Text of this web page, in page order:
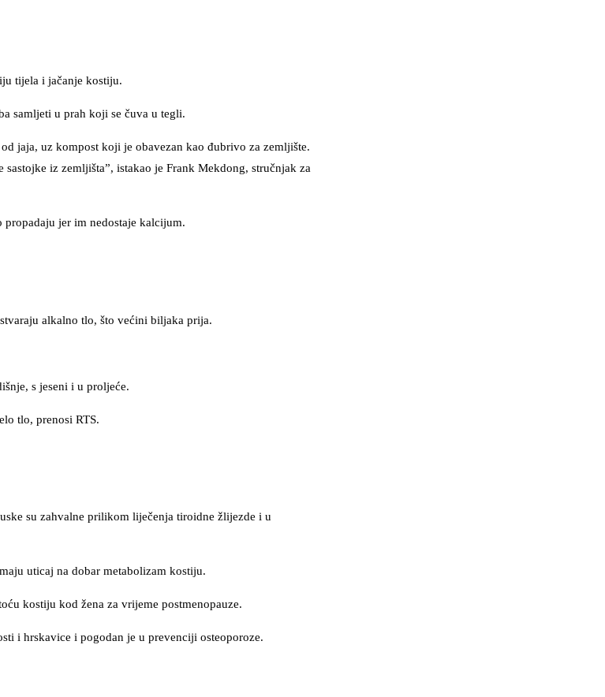
tijela i jačanje kostiju.
samljeti u prah koji se čuva u tegli.
jaja, uz kompost koji je obavezan kao đubrivo za zemljište.
iz zemljišta”, istakao je Frank Mekdong, stručnjak za
jer im nedostaje kalcijum.
alkalno tlo, što većini biljaka prija.
s jeseni i u proljeće.
tlo, prenosi RTS.
su zahvalne prilikom liječenja tiroidne žlijezde i u
uticaj na dobar metabolizam kostiju.
kostiju kod žena za vrijeme postmenopauze.
i hrskavice i pogodan je u prevenciji osteoporoze.